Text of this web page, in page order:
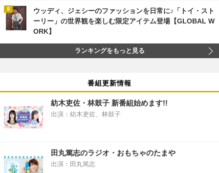
ウッディ、ジェシーのファッションを日常に♪「トイ・スト
ーリー」の世界観を楽しむ限定アイテム登場【GLOBAL W
ORK】
ランキングをもっと見る
番組更新情報
紡木吏佐・林鼓子 新番組始めます!!
出演：紡木吏佐、林鼓子
田丸篤志のラジオ・おもちゃのたまや
出演：田丸篤志